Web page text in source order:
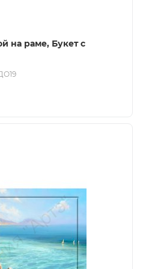
на раме, Букет с